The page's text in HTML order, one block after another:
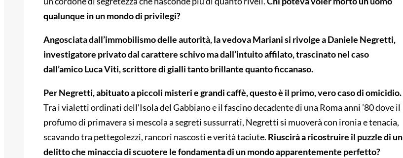
qualunque in un mondo di privilegi?
Angosciata dall’immobilismo delle autorità, la vedova Mariani si rivolge a Daniele Negretti,
investigatore privato dal carattere schivo ma dall’intuito affilato, trascinato nel caso
dall’amico Luca Viti, scrittore di gialli tanto brillante quanto ficcanaso.
Per Negretti, abituato a piccoli misteri e grandi caffè, questo è il primo, vero caso di omicidio.
Tra i vialetti ordinati dell’Isola del Gabbiano e il fascino decadente di una Roma anni ’80 dove il
profumo di primavera si mescola a segreti sussurrati, Negretti si muoverà con ironia e tenacia,
scavando tra pettegolezzi, rancori nascosti e verità taciute. Riuscirà a ricostruire il puzzle di un
delitto che minaccia di scuotere le fondamenta di un mondo apparentemente perfetto?